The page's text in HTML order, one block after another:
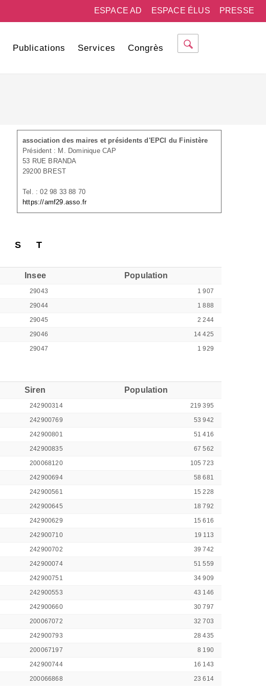
PRESSE
ESPACE ÉLUS
ESPACE AD
Publications Services Congrès
association des maires et présidents d'EPCI du Finistère
Président : M. Dominique CAP
53 RUE BRANDA
29200 BREST
Tel. : 02 98 33 88 70
https://amf29.asso.fr
S T
Insee Population
29043
1 907
29044
1 888
29045
2 244
29046
14 425
29047 1 929
Siren Population
242900314
219 395
242900769
53 942
242900801
51 416
242900835
67 562
200068120
105 723
242900694
58 681
242900561
15 228
242900645
18 792
242900629
15 616
242900710
19 113
242900702
39 742
242900074
51 559
242900751
34 909
242900553
43 146
242900660
30 797
200067072
32 703
242900793
28 435
200067197
8 190
242900744
16 143
200066868 23 614